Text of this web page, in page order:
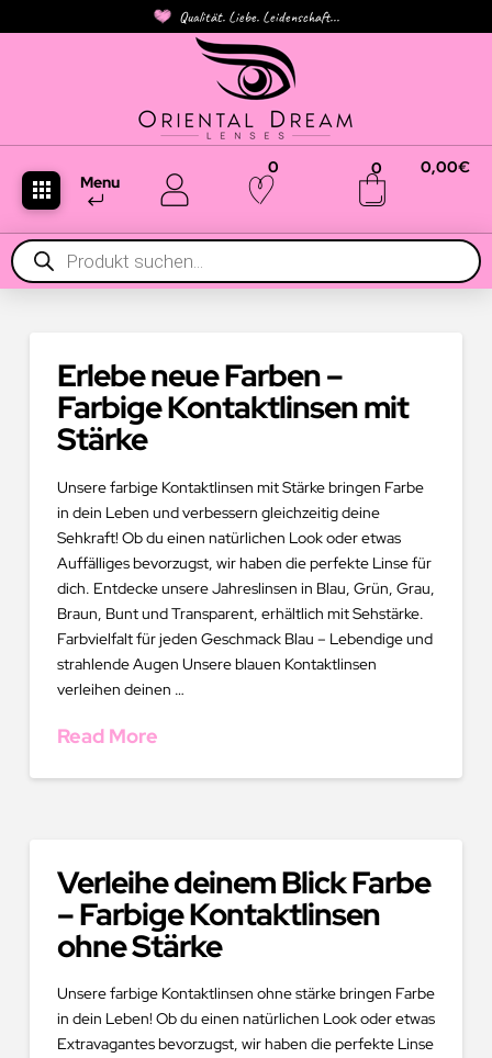
Qualität. Liebe. Leidenschaft...
Menu
0 0 0,00€
Products
search
Erlebe neue Farben –
Farbige Kontaktlinsen mit
Stärke
Unsere farbige Kontaktlinsen mit Stärke bringen Farbe
in dein Leben und verbessern gleichzeitig deine
Sehkraft! Ob du einen natürlichen Look oder etwas
Auffälliges bevorzugst, wir haben die perfekte Linse für
dich. Entdecke unsere Jahreslinsen in Blau, Grün, Grau,
Braun, Bunt und Transparent, erhältlich mit Sehstärke.
Farbvielfalt für jeden Geschmack Blau – Lebendige und
strahlende Augen Unsere blauen Kontaktlinsen
verleihen deinen …
Read More
Verleihe deinem Blick Farbe
– Farbige Kontaktlinsen
ohne Stärke
Unsere farbige Kontaktlinsen ohne stärke bringen Farbe
in dein Leben! Ob du einen natürlichen Look oder etwas
Extravagantes bevorzugst, wir haben die perfekte Linse